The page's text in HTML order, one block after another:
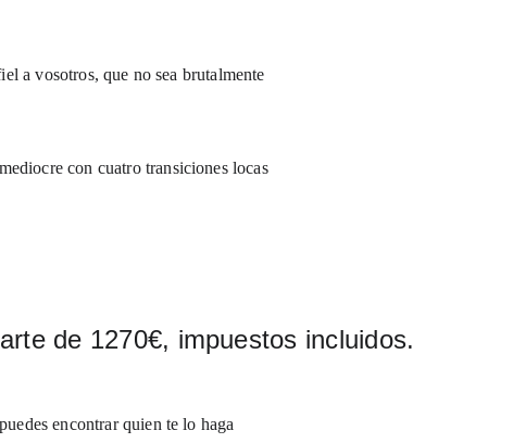
a vosotros, que no sea brutalmente
con cuatro transiciones locas
encontrar quien te lo haga
de 1270€, impuestos incluidos.